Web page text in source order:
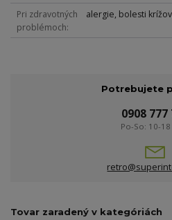
Pri zdravotných
problémoch
alergie, bolesti
Potrebujete
0908 777
Po-So: 10-18
Tovar zaradený v kategóriách